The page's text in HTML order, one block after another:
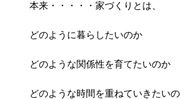
本来・・・・・家づくりとは、
どのように暮らしたいのか
どのような関係性を育てたいのか
どのような時間を重ねていきたい